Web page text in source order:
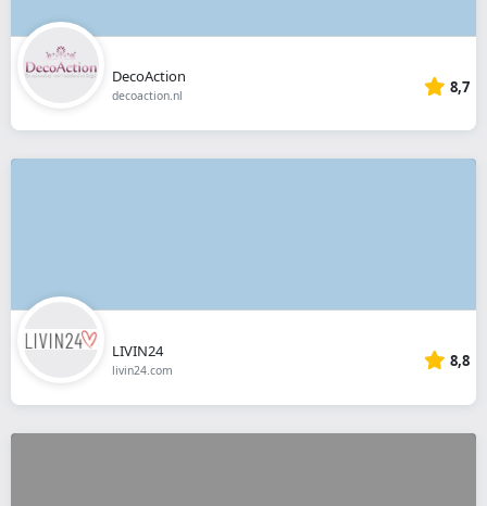
DecoAction
decoaction.nl 8,7
LIVIN24
livin24.com 8,8